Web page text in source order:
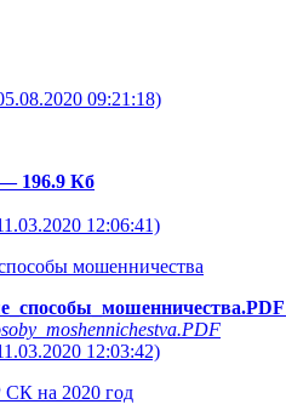
09:21:18)
196.9 Кб
12:06:41)
мошенничества
12:03:42)
на 2020 год